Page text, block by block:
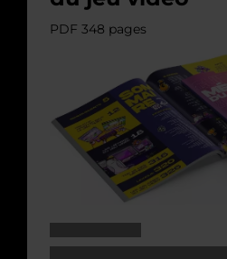
PDF 348 pages